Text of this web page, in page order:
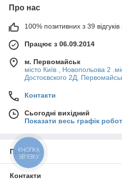
Про нас
100% позитивних з 39 відгуків
Працює з 06.09.2014
м. Первомайськ
місто Київ , Новопольова 2
Достоєвского 2Д,
Контакти
Сьогодні вихідний
Показати весь графік
Про нас
Контакти
КНОПКА
ЗВ'ЯЗКУ